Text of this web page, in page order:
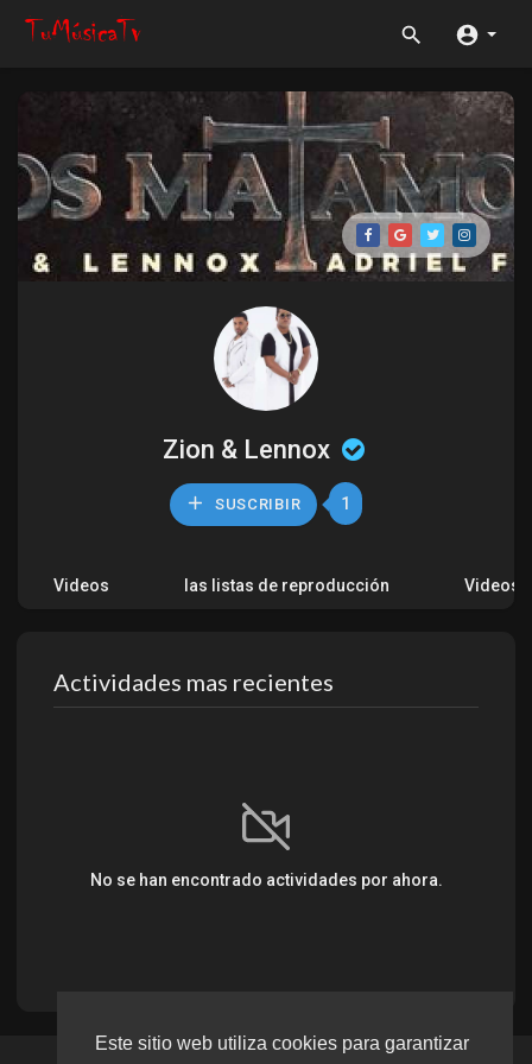
Este sitio web utiliza cookies para garantizar
Zion & Lennox
SUSCRIBIR 1
Videos las listas de reproducción Videos
Actividades mas recientes
No se han encontrado actividades por ahora.